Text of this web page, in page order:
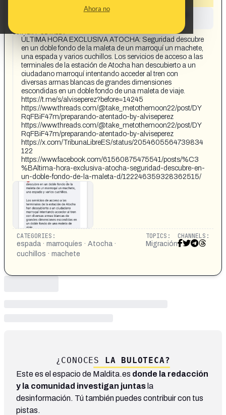
Ahora no
This content has not yet been investigated by the
CONTENT DETAIL:
ÚLTIMA HORA EXCLUSIVA ATOCHA: Seguridad descubre
en un doble fondo de la maleta de un marroquí un machete,
una espada y varios cuchillos. Los servicios de acceso a las
terminales de la estación de Atocha han descubierto a un
ciudadano marroquí intentando acceder al tren con
diversas armas blancas de grandes dimensiones
escondidas en un doble fondo de una maleta de viaje.
https://t.me/s/alviseperez?before=14245
https://www.threads.com/@take_metothemoon22/post/DY
RqFBiF47m/preparando-atentado-by-alviseperez
https://www.threads.com/@take_metothemoon22/post/DY
RqFBiF47m/preparando-atentado-by-alviseperez
https://x.com/TribunaLibreES/status/2054605564739834
122
https://www.facebook.com/61560875475541/posts/%C3
%BAltima-hora-exclusiva-atocha-seguridad-descubre-en-
un-doble-fondo-de-la-maleta-d/122246359328362515/
CATEGORIES:
espada · marroquíes · Atocha ·
cuchillos · machete
TOPICS:
Migración
CHANNELS:
¿CONOCES LA BULOTECA?
Este es el espacio de Maldita.es donde la redacción
y la comunidad investigan juntas la
desinformación. Tú también puedes contribuir con tus
pistas.